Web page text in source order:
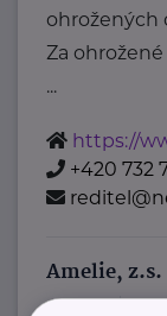
ohrožených
Za
...
https://
+420 732
Amelie, z.s.
Šaldova